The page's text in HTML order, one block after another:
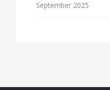
September 2025